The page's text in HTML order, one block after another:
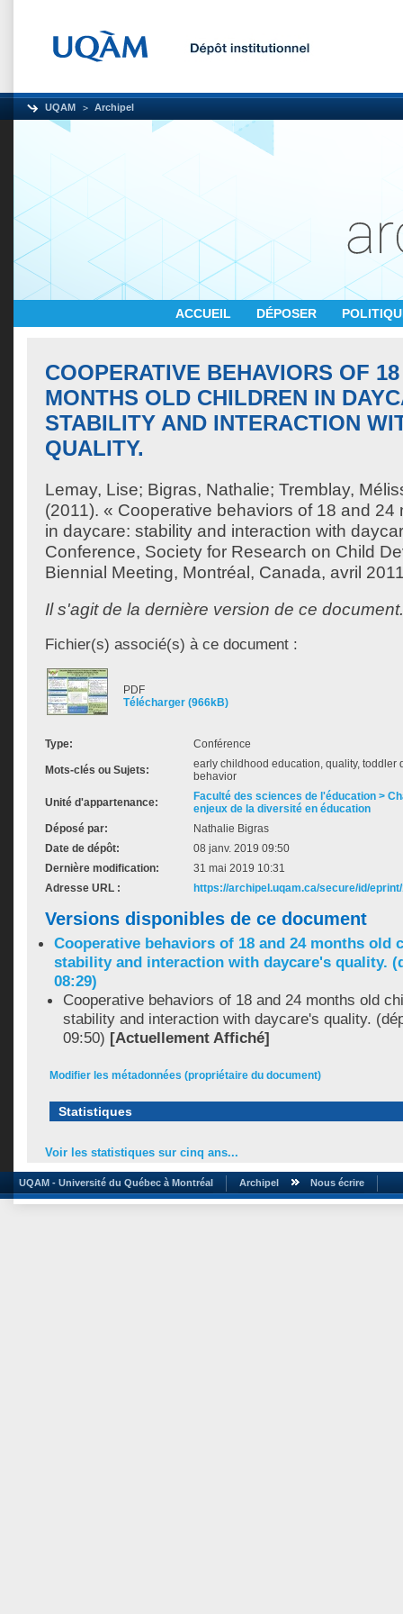
UQAM Archipel
ACCUEIL DÉPOSER
COOPERATIVE BEHAVIORS OF
MONTHS OLD CHILDREN IN
STABILITY AND INTERACTION
QUALITY.
Lemay, Lise; Bigras, Nathalie; Tremblay,
(2011). « Cooperative behaviors of 18 and 24
in daycare: stability and interaction with
Conference, Society for Research on Child
Biennial Meeting, Montréal, Canada, avril
Il s'agit de la dernière version de ce document.
Fichier(s) associé(s) à ce document :
PDF
Télécharger (966kB)
Type: Conférence
Mots-clés ou Sujets:
early childhood education, quality, toddler
behavior
Unité d'appartenance:
Faculté des sciences de l'éducation >
enjeux de la diversité en éducation
Déposé par:
Nathalie Bigras
Date de dépôt:
08 janv. 2019 09:50
Dernière modification:
31 mai 2019 10:31
Adresse URL :
https://archipel.uqam.ca/secure/id/
Versions disponibles de ce document
Cooperative behaviors of 18 and 24 months old
stability and interaction with daycare's quality.
08:29)
Cooperative behaviors of 18 and 24 months old
stability and interaction with daycare's quality.
09:50) [Actuellement Affiché]
Modifier les métadonnées (propriétaire du document)
Statistiques
Voir les statistiques sur cinq ans...
UQAM - Université du Québec à Montréal Archipel Nous écrire